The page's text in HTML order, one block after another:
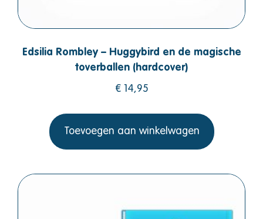
Edsilia Rombley – Huggybird en de magische
toverballen (hardcover)
€14,95
Toevoegen aan winkelwagen